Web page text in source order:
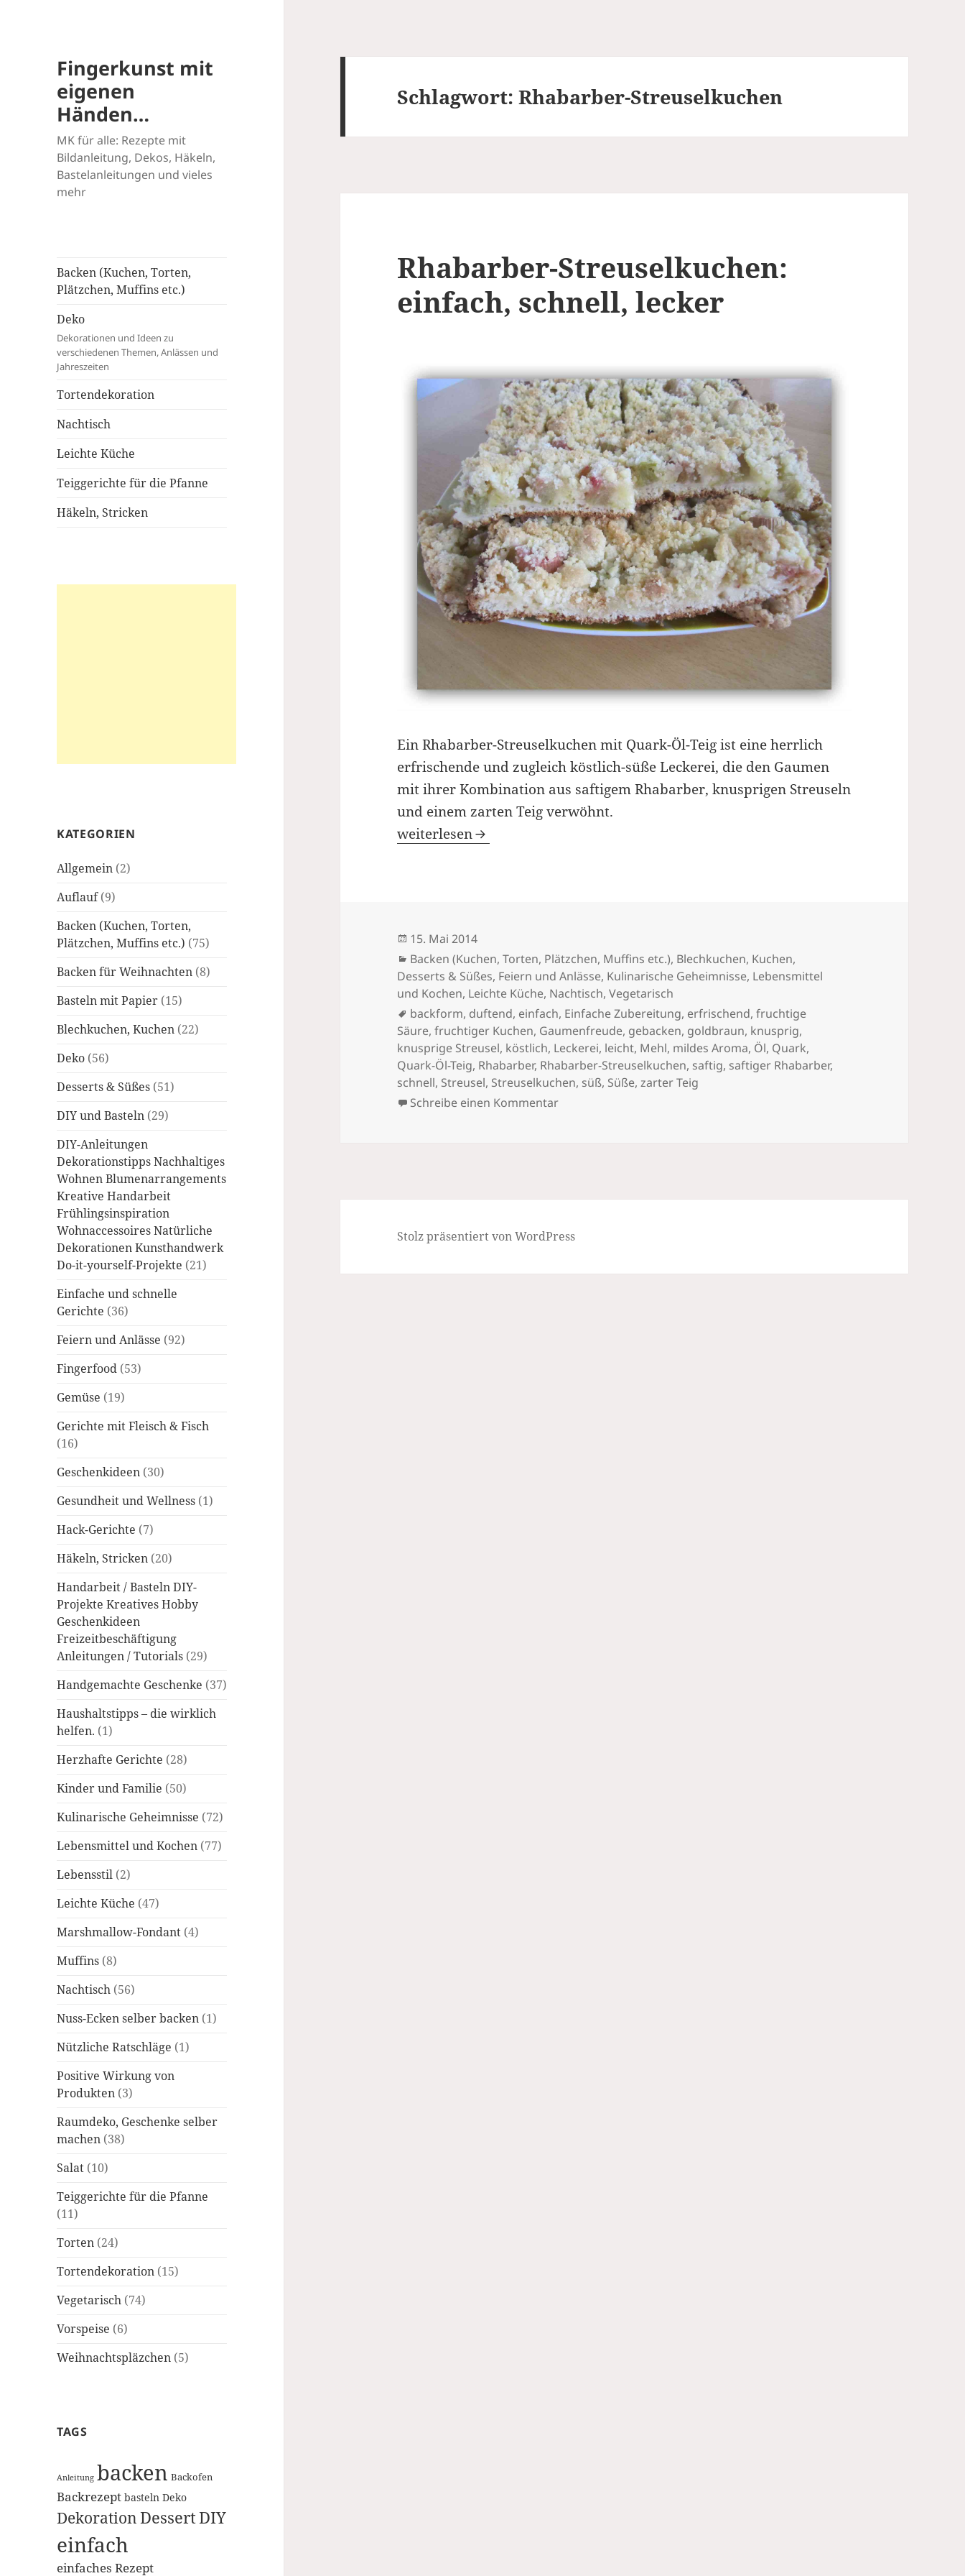
Fingerkunst mit
eigenen
Händen…
MK für alle: Rezepte mit
Bildanleitung, Dekos, Häkeln,
Bastelanleitungen und vieles
mehr
Backen (Kuchen, Torten,
Plätzchen, Muffins etc.)
Deko
Dekorationen und Ideen zu
verschiedenen Themen, Anlässen und
Jahreszeiten
Tortendekoration
Nachtisch
Leichte Küche
Teiggerichte für die Pfanne
Häkeln, Stricken
KATEGORIEN
Allgemein (2)
Auflauf(9)
Backen (Kuchen, Torten,
Plätzchen, Muffins etc.) (75)
Backen für Weihnachten (8)
Basteln mit Papier (15)
Blechkuchen, Kuchen (22)
Deko (56)
Desserts & Süßes (51)
DIY und Basteln (29)
DIY-Anleitungen
Dekorationstipps Nachhaltiges
Wohnen Blumenarrangements
Kreative Handarbeit
Frühlingsinspiration
Wohnaccessoires Natürliche
Dekorationen Kunsthandwerk
Do-it-yourself-Projekte (21)
Einfache und schnelle
Gerichte (36)
Feiern und Anlässe (92)
Fingerfood (53)
Gemüse (19)
Gerichte mit Fleisch & Fisch
(16)
Geschenkideen (30)
Gesundheit und Wellness (1)
Hack-Gerichte (7)
Häkeln, Stricken (20)
Handarbeit / Basteln DIY-
Projekte Kreatives Hobby
Geschenkideen
Freizeitbeschäftigung
Anleitungen / Tutorials (29)
Handgemachte Geschenke (37)
Haushaltstipps – die wirklich
helfen. (1)
Herzhafte Gerichte (28)
Kinder und Familie (50)
Kulinarische Geheimnisse (72)
Lebensmittel und Kochen (77)
Lebensstil (2)
Leichte Küche (47)
Marshmallow-Fondant (4)
Muffins (8)
Nachtisch (56)
Nuss-Ecken selber backen (1)
Nützliche Ratschläge (1)
Positive Wirkung von
Produkten (3)
Raumdeko, Geschenke selber
machen (38)
Salat (10)
Teiggerichte für die Pfanne
(11)
Torten (24)
Tortendekoration (15)
Vegetarisch (74)
Vorspeise (6)
Weihnachtspläzchen (5)
TAGS
Anleitung backen Backofen
Backrezept basteln Deko
DekorationDessertDIY
einfach
einfaches Rezept
Schlagwort:Rhabarber-Streuselkuchen
Rhabarber-Streuselkuchen:
einfach, schnell, lecker
Ein Rhabarber-Streuselkuchen mit Quark-Öl-Teig ist eine herrlich
erfrischende und zugleich köstlich-süße Leckerei, die den Gaumen
mit ihrer Kombination aus saftigem Rhabarber, knusprigen Streuseln
und einem zarten Teig verwöhnt.
Rhabarber-Streuselkuchen: einfach, schnell, lecker
weiterlesen
Veröffentlicht
am
15. Mai 2014
Kategorien
Backen (Kuchen, Torten, Plätzchen, Muffins etc.), Blechkuchen, Kuchen,
Desserts & Süßes, Feiern und Anlässe, Kulinarische Geheimnisse, Lebensmittel
und Kochen, Leichte Küche, Nachtisch,Vegetarisch
Schlagwörter
backform, duftend, einfach, Einfache Zubereitung, erfrischend,fruchtige
Säure,fruchtiger Kuchen, Gaumenfreude, gebacken, goldbraun, knusprig,
knusprige Streusel, köstlich, Leckerei, leicht, Mehl, mildes Aroma, Öl, Quark,
Quark-Öl-Teig, Rhabarber, Rhabarber-Streuselkuchen, saftig, saftiger Rhabarber,
schnell, Streusel, Streuselkuchen, süß, Süße,zarter Teig
Schreibe einen Kommentarzu Rhabarber-Streuselkuchen: einfach, schnell, lecker
Stolz präsentiert von WordPress